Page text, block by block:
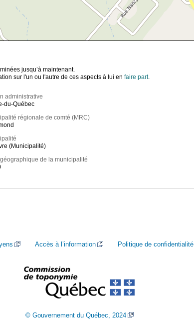
jusqu’à maintenant.
sur l'un ou l'autre de ces aspects à lui en faire part.
administrative
du-Québec
régionale de comté (MRC)
(Municipalité)
de la municipalité
Accès à l’information Politique de confidentialité
© Gouvernement du Québec, 2024